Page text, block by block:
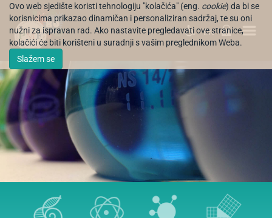
Ovo web sjedište koristi tehnologiju "kolačića" (eng. cookie) da bi se
korisnicima prikazao dinamičan i personaliziran sadržaj, te su oni
nužni za ispravan rad. Ako nastavite pregledavati ove stranice,
kolačići će biti korišteni u suradnji s vašim preglednikom Weba.
Slažem se
EN